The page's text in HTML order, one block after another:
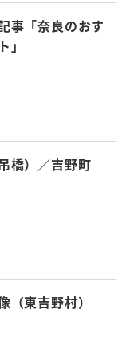
事「奈良のおす
」
橋）／吉野町
（東吉野村）